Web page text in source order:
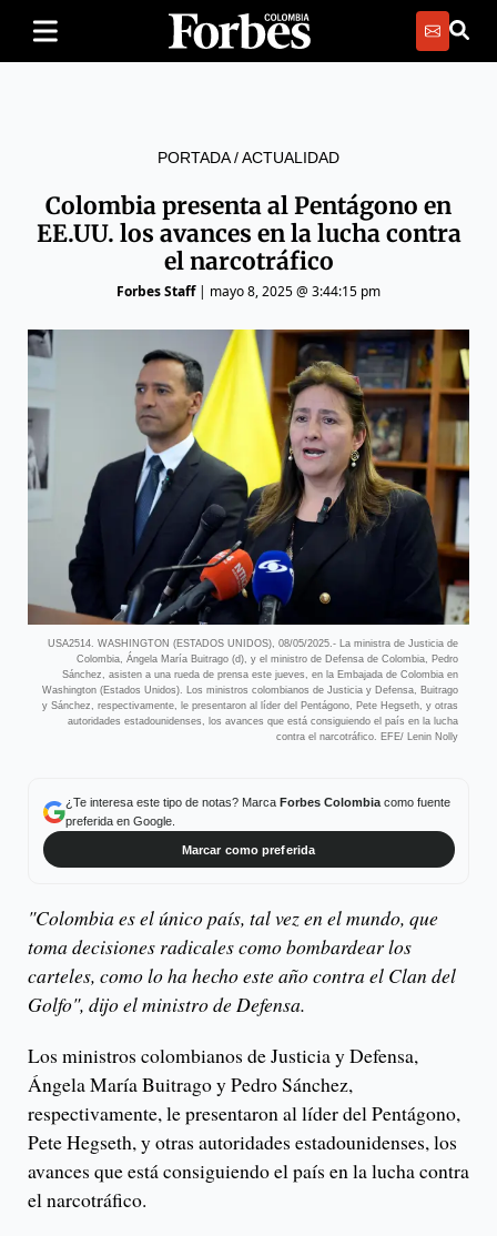
PORTADA/ACTUALIDAD
Colombia presenta al Pentágono en
EE.UU. los avances en la lucha contra
el narcotráfico
Forbes Staff| mayo 8, 2025 @ 3:44:15 pm
USA2514. WASHINGTON (ESTADOS UNIDOS), 08/05/2025.- La ministra de Justicia de
Colombia, Ángela María Buitrago (d), y el ministro de Defensa de Colombia, Pedro
Sánchez, asisten a una rueda de prensa este jueves, en la Embajada de Colombia en
Washington (Estados Unidos). Los ministros colombianos de Justicia y Defensa, Buitrago
y Sánchez, respectivamente, le presentaron al líder del Pentágono, Pete Hegseth, y otras
autoridades estadounidenses, los avances que está consiguiendo el país en la lucha
contra el narcotráfico. EFE/ Lenin Nolly
¿Te interesa este tipo de notas? Marca Forbes Colombiacomo fuente
preferida en Google.
Marcar como preferida
"Colombia es el único país, tal vez en el mundo, que
toma decisiones radicales como bombardear los
carteles, como lo ha hecho este año contra el Clan del
Golfo", dijo el ministro de Defensa.
Los ministros colombianos de Justicia y Defensa,
Ángela María Buitrago y Pedro Sánchez,
respectivamente, le presentaron al líder del Pentágono,
Pete Hegseth, y otras autoridades estadounidenses, los
avances que está consiguiendo el país en la lucha contra
el narcotráfico.